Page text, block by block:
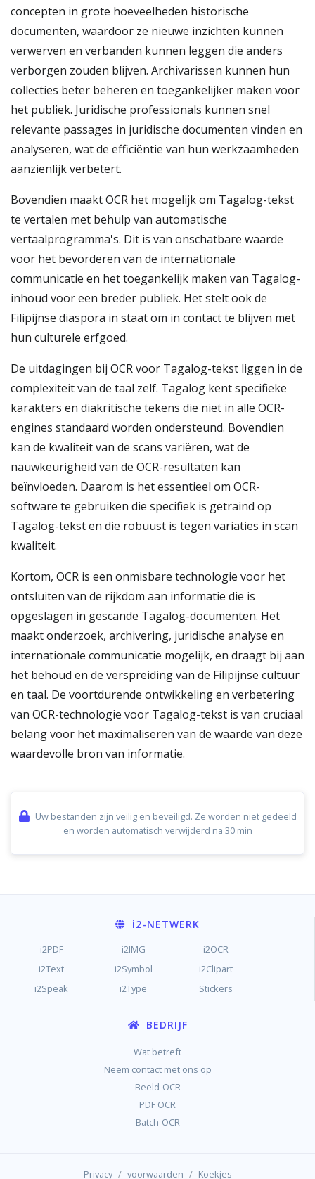
concepten in grote hoeveelheden historische
documenten, waardoor ze nieuwe inzichten kunnen
verwerven en verbanden kunnen leggen die anders
verborgen zouden blijven. Archivarissen kunnen hun
collecties beter beheren en toegankelijker maken voor
het publiek. Juridische professionals kunnen snel
relevante passages in juridische documenten vinden en
analyseren, wat de efficiëntie van hun werkzaamheden
aanzienlijk verbetert.
Bovendien maakt OCR het mogelijk om Tagalog-tekst
te vertalen met behulp van automatische
vertaalprogramma's. Dit is van onschatbare waarde
voor het bevorderen van de internationale
communicatie en het toegankelijk maken van Tagalog-
inhoud voor een breder publiek. Het stelt ook de
Filipijnse diaspora in staat om in contact te blijven met
hun culturele erfgoed.
De uitdagingen bij OCR voor Tagalog-tekst liggen in de
complexiteit van de taal zelf. Tagalog kent specifieke
karakters en diakritische tekens die niet in alle OCR-
engines standaard worden ondersteund. Bovendien
kan de kwaliteit van de scans variëren, wat de
nauwkeurigheid van de OCR-resultaten kan
beïnvloeden. Daarom is het essentieel om OCR-
software te gebruiken die specifiek is getraind op
Tagalog-tekst en die robuust is tegen variaties in scan
kwaliteit.
Kortom, OCR is een onmisbare technologie voor het
ontsluiten van de rijkdom aan informatie die is
opgeslagen in gescande Tagalog-documenten. Het
maakt onderzoek, archivering, juridische analyse en
internationale communicatie mogelijk, en draagt bij aan
het behoud en de verspreiding van de Filipijnse cultuur
en taal. De voortdurende ontwikkeling en verbetering
van OCR-technologie voor Tagalog-tekst is van cruciaal
belang voor het maximaliseren van de waarde van deze
waardevolle bron van informatie.
Uw bestanden zijn veilig en beveiligd. Ze worden niet gedeeld
en worden automatisch verwijderd na 30 min
i2-NETWERK
i2PDF i2IMG
i2OCR
i2Text
i2Symbol
i2Clipart
i2Speak
i2Type Stickers
BEDRIJF
Wat betreft
Neem contact met ons op
Beeld-OCR
PDF OCR
Batch-OCR
Privacy / voorwaarden / Koekjes